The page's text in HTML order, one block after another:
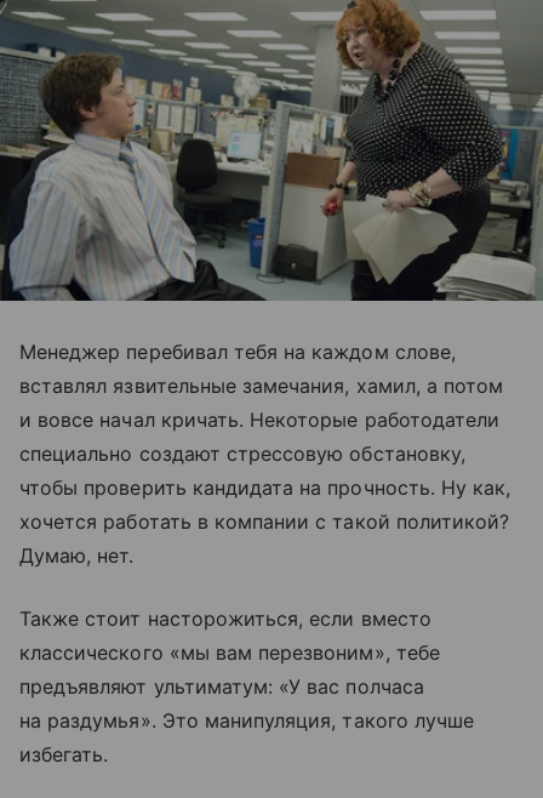
Менеджер перебивал тебя на каждом слове,
вставлял язвительные замечания, хамил, а потом
и вовсе начал кричать. Некоторые работодатели
специально создают стрессовую обстановку,
чтобы проверить кандидата на прочность. Ну как,
хочется работать в компании с такой политикой?
Думаю, нет.
Также стоит насторожиться, если вместо
классического «мы вам перезвоним», тебе
предъявляют ультиматум: «У вас полчаса
на раздумья». Это манипуляция, такого лучше
избегать.